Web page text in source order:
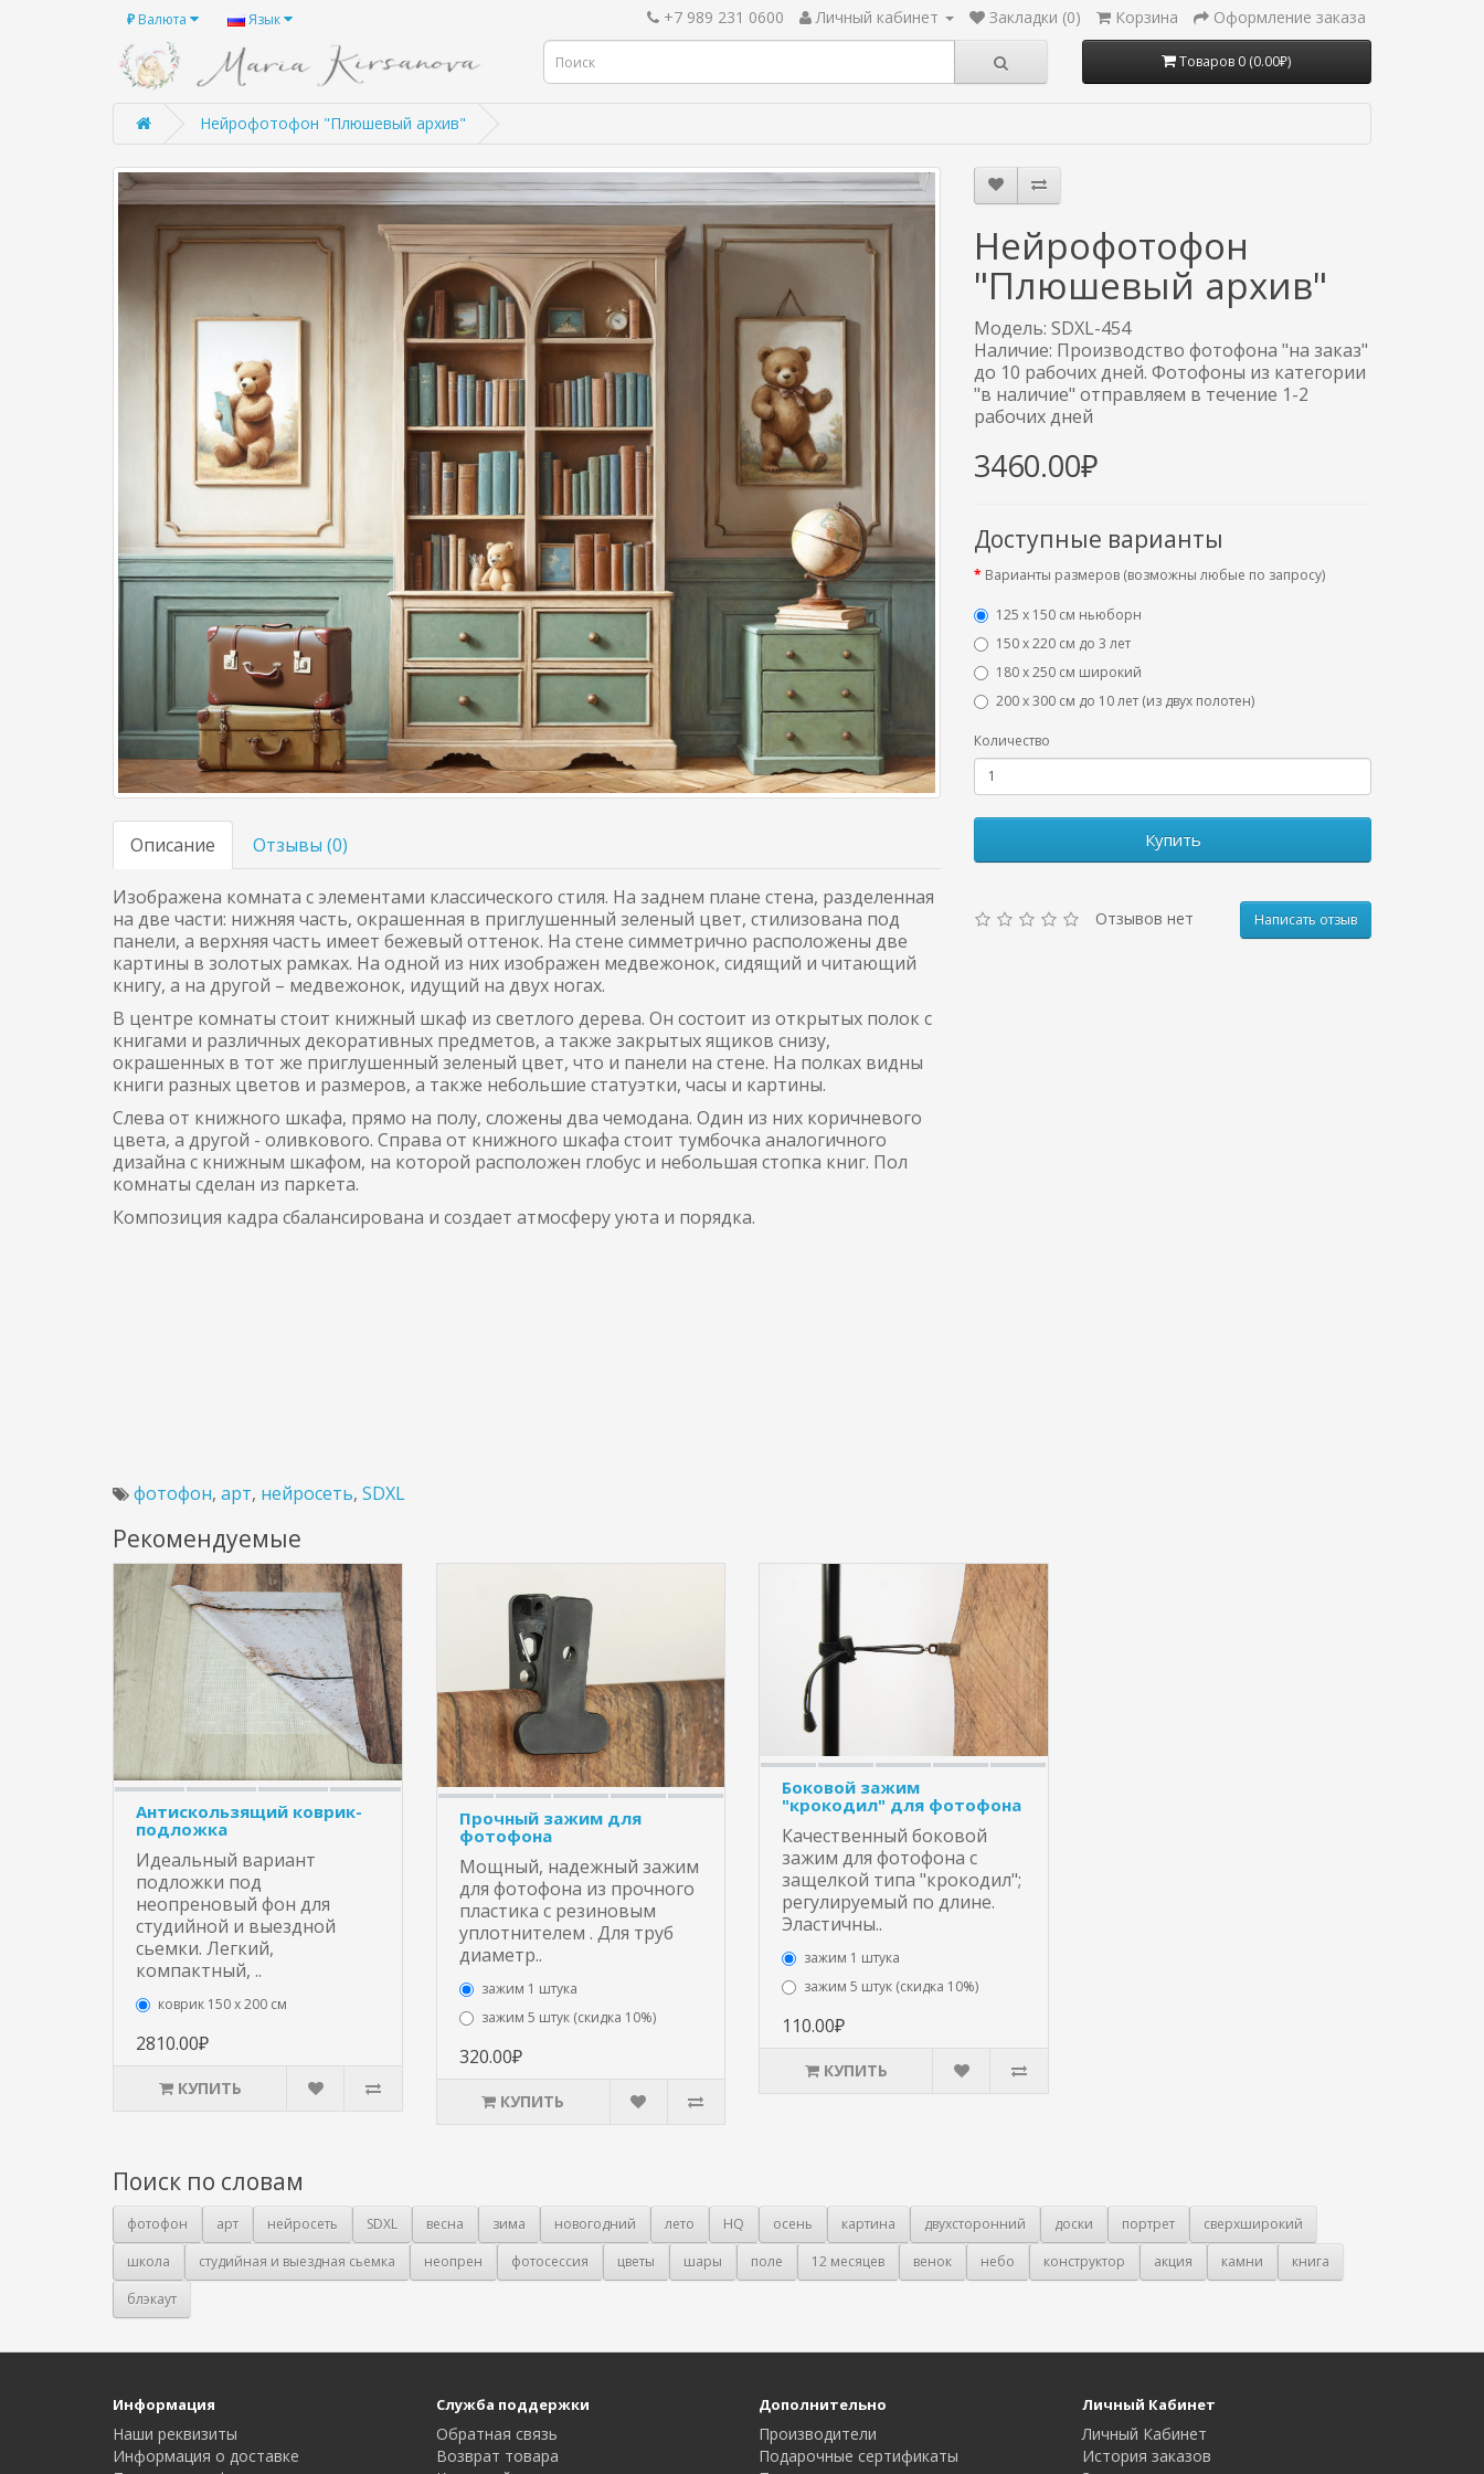
₽ Валюта Язык +7 989 231 0600 Личный кабинет Закладки (0) Корзина Оформление заказа
Товаров 0 (0.00₽)
Нейрофотофон "Плюшевый архив"
Описание Отзывы (0)
Изображена комната с элементами классического стиля. На заднем плане стена, разделенная
на две части: нижняя часть, окрашенная в приглушенный зеленый цвет, стилизована под
панели, а верхняя часть имеет бежевый оттенок. На стене симметрично расположены две
картины в золотых рамках. На одной из них изображен медвежонок, сидящий и читающий
книгу, а на другой – медвежонок, идущий на двух ногах.
В центре комнаты стоит книжный шкаф из светлого дерева. Он состоит из открытых полок с
книгами и различных декоративных предметов, а также закрытых ящиков снизу,
окрашенных в тот же приглушенный зеленый цвет, что и панели на стене. На полках видны
книги разных цветов и размеров, а также небольшие статуэтки, часы и картины.
Слева от книжного шкафа, прямо на полу, сложены два чемодана. Один из них коричневого
цвета, а другой - оливкового. Справа от книжного шкафа стоит тумбочка аналогичного
дизайна с книжным шкафом, на которой расположен глобус и небольшая стопка книг. Пол
комнаты сделан из паркета.
Композиция кадра сбалансирована и создает атмосферу уюта и порядка.
Нейрофотофон
"Плюшевый архив"
Модель: SDXL-454
Наличие: Производство фотофона "на заказ"
до 10 рабочих дней. Фотофоны из категории
"в наличие" отправляем в течение 1-2
рабочих дней
3460.00₽
Доступные варианты
Варианты размеров (возможны любые по запросу)
125 x 150 см ньюборн
150 х 220 см до 3 лет
180 х 250 см широкий
200 х 300 см до 10 лет (из двух полотен)
Количество
Купить
Отзывов нет Написать отзыв
фотофон, арт, нейросеть, SDXL
Рекомендуемые
Антискользящий коврик-
подложка
Идеальный вариант
подложки под
неопреновый фон для
студийной и выездной
сьемки. Легкий,
компактный, ..
коврик 150 х 200 см
2810.00₽
КУПИТЬ
Прочный зажим для
фотофона
Мощный, надежный зажим
для фотофона из прочного
пластика с резиновым
уплотнителем . Для труб
диаметр..
зажим 1 штука
зажим 5 штук (скидка 10%)
320.00₽
КУПИТЬ
Боковой зажим
"крокодил" для фотофона
Качественный боковой
зажим для фотофона с
защелкой типа "крокодил";
регулируемый по длине.
Эластичны..
зажим 1 штука
зажим 5 штук (скидка 10%)
110.00₽
КУПИТЬ
Поиск по словам
фотофон арт нейросеть SDXL весна зима новогодний лето HQ осень картина двухсторонний доски портрет
сверхширокий
школа
студийная и выездная сьемка неопрен фотосессия цветы шары поле 12 месяцев венок небо конструктор акция камни
книга
блэкаут
Информация
Наши реквизиты
Информация о доставке
Служба поддержки
Обратная связь
Возврат товара
Дополнительно
Производители
Подарочные сертификаты
Личный Кабинет
Личный Кабинет
История заказов